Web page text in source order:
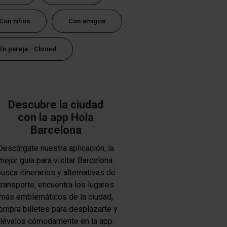
niños Con amigos
pareja - Cloned
Descubre la ciudad
con la app Hola
Barcelona
nuestra aplicación, la
guía para visitar Barcelona:
itinerarios y alternativas de
encuentra los lugares
emblemáticos de la ciudad,
billetes para desplazarte y
cómodamente en la app.